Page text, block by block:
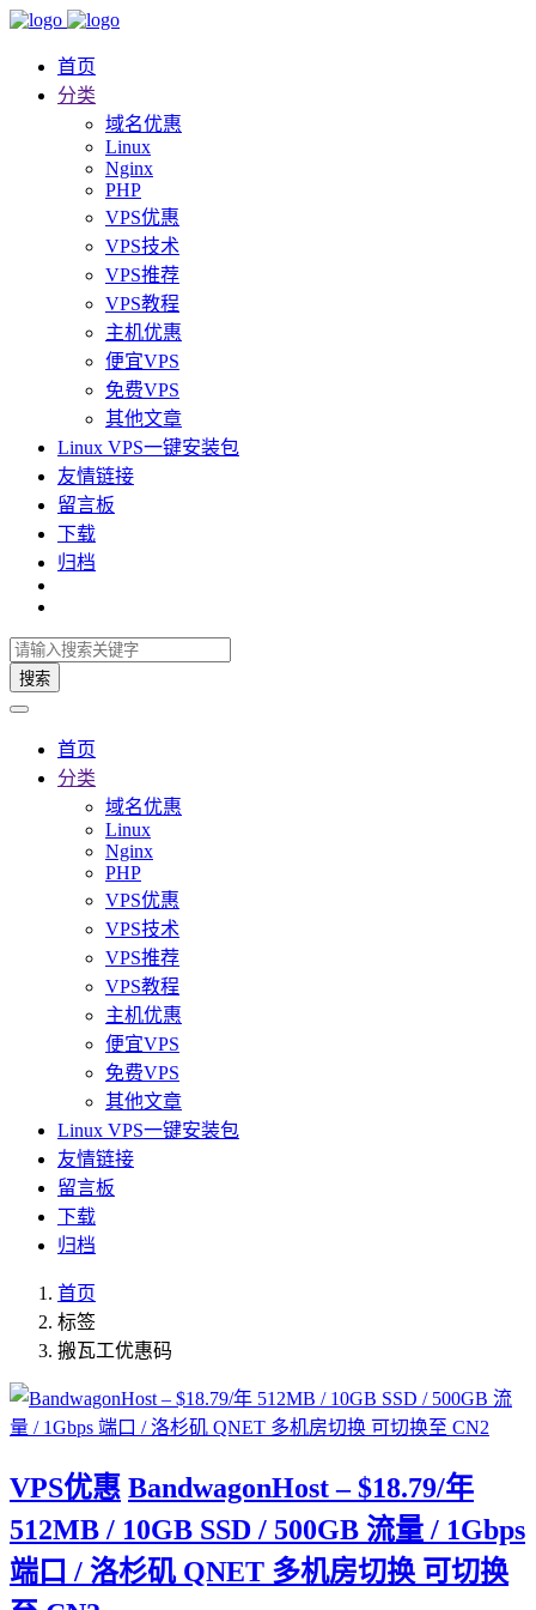
首页
分类
域名优惠
Linux
Nginx
PHP
VPS优惠
VPS技术
VPS推荐
VPS教程
主机优惠
便宜VPS
免费VPS
其他文章
Linux VPS一键安装包
友情链接
留言板
下载
归档
搜索
首页
分类
域名优惠
Linux
Nginx
PHP
VPS优惠
VPS技术
VPS推荐
VPS教程
主机优惠
便宜VPS
免费VPS
其他文章
Linux VPS一键安装包
友情链接
留言板
下载
归档
首页
标签
搬瓦工优惠码
VPS优惠 BandwagonHost – $18.79/年
512MB / 10GB SSD / 500GB 流量 / 1Gbps
端口 / 洛杉矶 QNET 多机房切换 可切换